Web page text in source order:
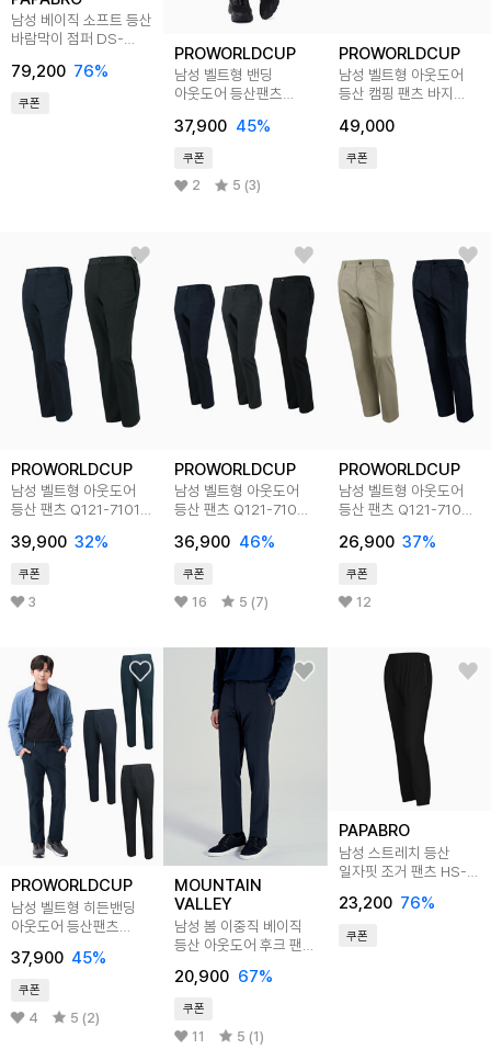
남성 베이직 소프트 등산
바람막이 점퍼 DS-
79,200 76%
쿠폰
PROWORLDCUP
남성 벨트형 밴딩
아웃도어 등산팬츠
37,900 45%
쿠폰
2 5 (3)
PROWORLDCUP
남성 벨트형 아웃도어
등산 캠핑 팬츠 바지
54
49,000
쿠폰
PROWORLDCUP
남성 벨트형 아웃도어
등산 팬츠 Q121-7101-
39,900 32%
쿠폰
3
PROWORLDCUP
남성 벨트형 아웃도어
등산 팬츠 Q121-7103-
36,900 46%
쿠폰
16 5 (7)
PROWORLDCUP
남성 벨트형 아웃도어
등산 팬츠 Q121-7106-
26,900 37%
쿠폰
12
PROWORLDCUP
남성 벨트형 히든밴딩
아웃도어 등산팬츠
37,900 45%
쿠폰
4 5 (2)
MOUNTAIN
VALLEY
남성 봄 이중직 베이직
등산 아웃도어 후크 팬츠
20,900 67%
쿠폰
11 5 (1)
PAPABRO
남성 스트레치 등산
일자핏 조거 팬츠 HS-
23,200 76%
쿠폰